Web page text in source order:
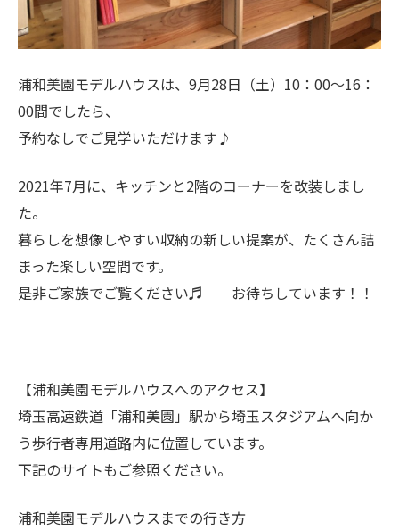
浦和美園モデルハウスは、9月28日（土）10：00～16：
00間でしたら、
予約なしでご見学いただけます♪
2021年7月に、キッチンと2階のコーナーを改装しまし
た。
暮らしを想像しやすい収納の新しい提案が、たくさん詰
まった楽しい空間です。
是非ご家族でご覧ください♬ お待ちしています！！
【浦和美園モデルハウスへのアクセス】
埼玉高速鉄道「浦和美園」駅から埼玉スタジアムへ向か
う歩行者専用道路内に位置しています。
下記のサイトもご参照ください。
浦和美園モデルハウスまでの行き方